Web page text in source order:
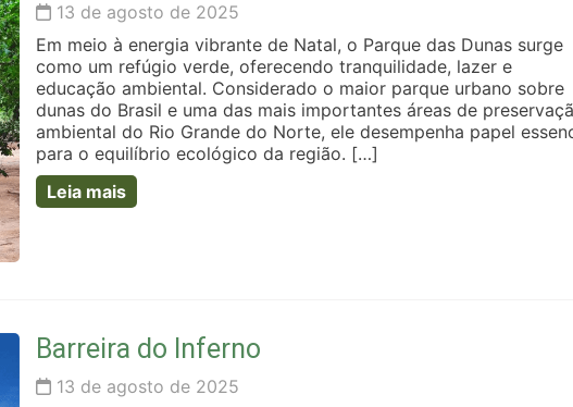
13 de agosto de 2025
Em meio à energia vibrante de Natal, o Parque das Dunas surge
como um refúgio verde, oferecendo tranquilidade, lazer e
educação ambiental. Considerado o maior parque urbano sobre
dunas do Brasil e uma das mais importantes áreas de
ambiental do Rio Grande do Norte, ele desempenha papel
para o equilíbrio ecológico da região. […]
Leia mais
Barreira do Inferno
13 de agosto de 2025